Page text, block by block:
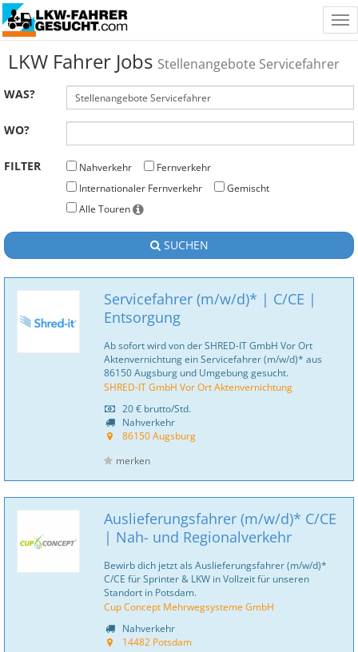
LKW Fahrer Jobs Stellenangebote Servicefahrer
WAS?
WO?
FILTER Nahverkehr
Fernverkehr
Internationaler Fernverkehr
Gemischt
Alle Touren
SUCHEN
Servicefahrer (m/w/d)* | C/CE |
Entsorgung
Ab sofort wird von der SHRED-IT GmbH Vor Ort
Aktenvernichtung ein Servicefahrer (m/w/d)* aus
86150 Augsburg und Umgebung gesucht.
SHRED-IT GmbH Vor Ort Aktenvernichtung
20 € brutto/Std.
Nahverkehr
86150 Augsburg
merken
Auslieferungsfahrer (m/w/d)* C/CE
| Nah- und Regionalverkehr
Bewirb dich jetzt als Auslieferungsfahrer (m/w/d)*
C/CE für Sprinter & LKW in Vollzeit für unseren
Standort in Potsdam.
Cup Concept Mehrwegsysteme GmbH
Nahverkehr
14482 Potsdam